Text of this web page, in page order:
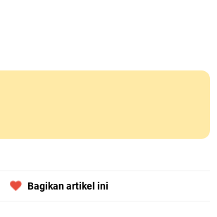
Bagikan artikel ini